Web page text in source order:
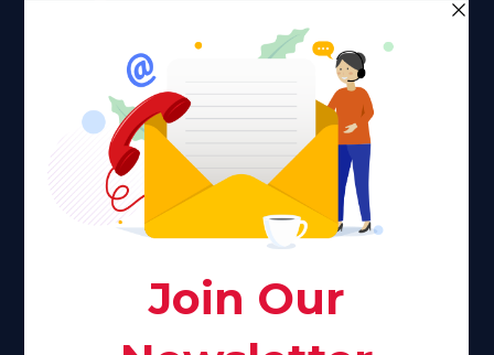
Faith plays a major role in the lives of many Americans. Many
find faith to be a connection to a spiritual being, deity or
creator. Unfortunately for many Americans living with HIV,
faith communities can turn from a place of refuge to a source
of stigma and turmoil.